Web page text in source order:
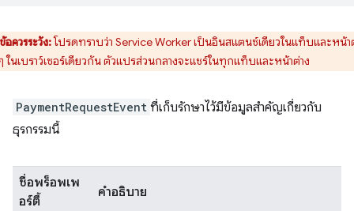
ข้อควรระวัง:โปรดทราบว่า Service Worker เป็นอินสแตนซ์เดียวในแท็บและหน้า
ในเบราว์เซอร์เดียวกัน ตัวแปรส่วนกลางจะแชร์ในทุกแท็บและหน้าต่าง
PaymentRequestEvent ที่เก็บรักษาไว้มีข้อมูลสำคัญเกี่ยวกับ
ธุรกรรมนี้
ชื่อพร็อพเพ
อร์ตี้
คำอธิบาย